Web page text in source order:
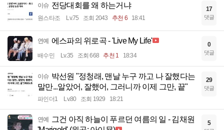
이슈 전당대회를 왜 하는거냐
원스타조 Lv.75 조회 2043 추천 6 18:41
17
댓글
연예 에스파의 위로곡 - 'Live My Life'
배수민 Lv.35 조회 668 추천 1 18:34
0
댓글
이슈 박선원 "정청래, 맨날 누구 까고 나 잘했다는
말만...알았어, 잘했어, 그러니까 이제 그만, 끝"
파인더1 Lv.80 조회 1929 18:21
29
댓글
연예 그건 아직 하늘이 푸르던 여름의 일 - 김채원
5